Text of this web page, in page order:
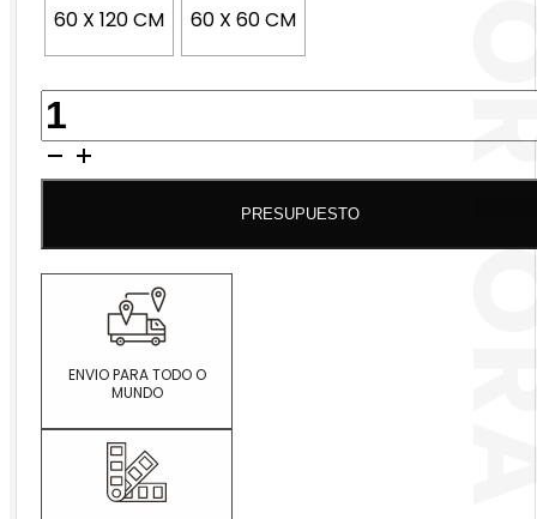
60 X 120 CM 60 X 60 CM
QUANTIDADE
DE
RONDA
PRESUPUESTO
ENVIO PARA TODO O
MUNDO